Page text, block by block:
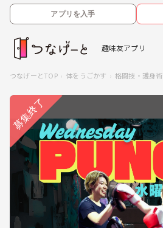
アプリを入手
趣味友アプリ
つなげーとTOP 体をうごかす 格闘技・護身術